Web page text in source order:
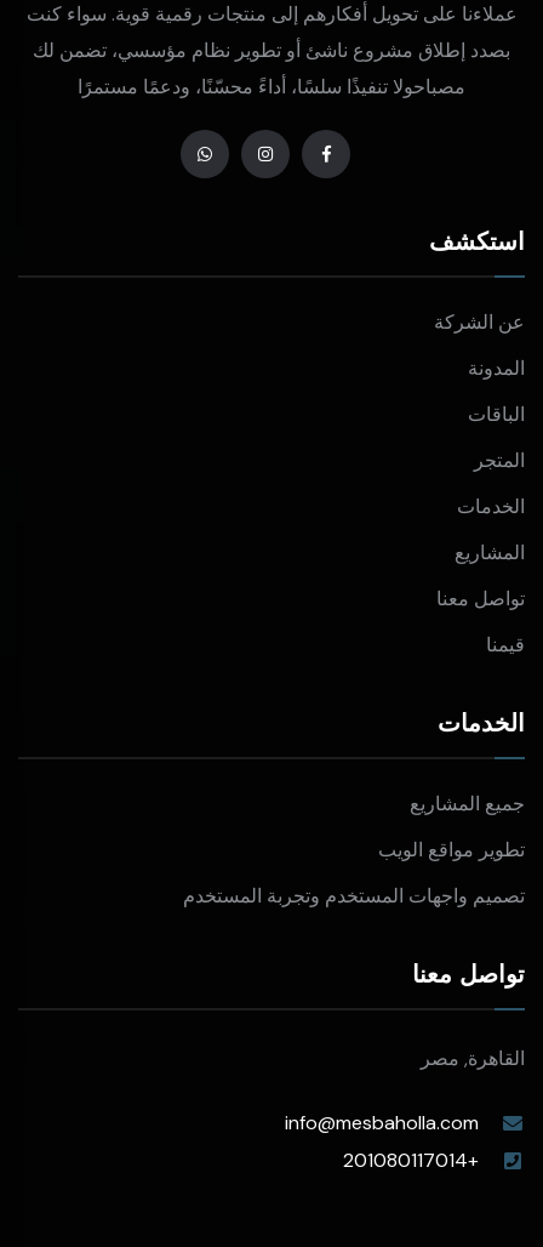
عملاءنا على تحويل أفكارهم إلى منتجات رقمية قوية. سواء كنت
بصدد إطلاق مشروع ناشئ أو تطوير نظام مؤسسي، تضمن لك
مصباحولا تنفيذًا سلسًا، أداءً محسّنًا، ودعمًا مستمرًا
استكشف
عن الشركة
المدونة
الباقات
المتجر
الخدمات
المشاريع
تواصل معنا
قيمنا
الخدمات
جميع المشاريع
تطوير مواقع الويب
تصميم واجهات المستخدم وتجربة المستخدم
تواصل معنا
القاهرة, مصر
info@mesbaholla.com
+201080117014